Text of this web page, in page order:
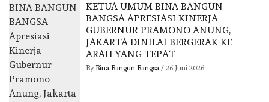
KETUA UMUM BINA BANGUN
BANGSA APRESIASI KINERJA
GUBERNUR PRAMONO ANUNG,
JAKARTA DINILAI BERGERAK KE
ARAH YANG TEPAT
By Bina Bangun Bangsa/ 26 Juni 2026